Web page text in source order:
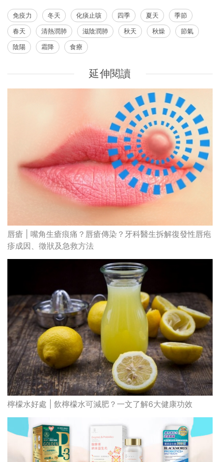
免疫力 冬天 化痰止咳 四季 夏天
季節
春天
清熱潤肺 滋陰潤肺 秋天 秋燥
節氣
陰陽
霜降 食療
延伸閱讀
唇瘡 | 嘴角生瘡痕痛？唇瘡傳染？牙科醫生拆解復發性唇疱
疹成因、徵狀及急救方法
檸檬水好處 | 飲檸檬水可減肥？一文了解6大健康功效